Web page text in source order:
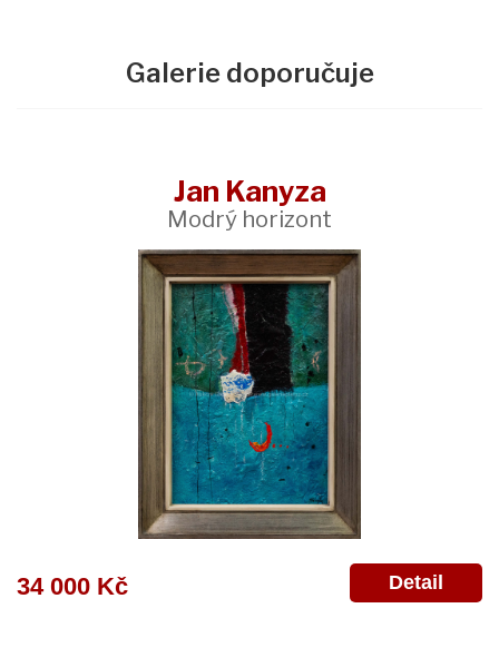
Galerie doporučuje
Jan Kanyza
Modrý horizont
34 000 Kč Detail